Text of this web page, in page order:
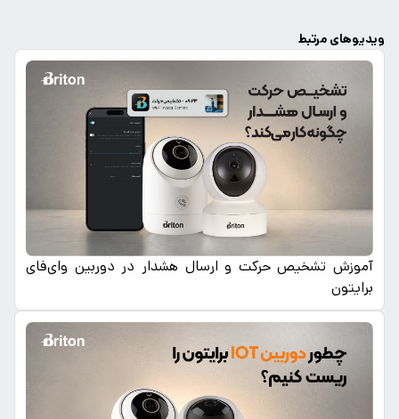
ویدیوهای مرتبط
آموزش تشخیص حرکت و ارسال هشدار در دوربین وای‌فای
برایتون